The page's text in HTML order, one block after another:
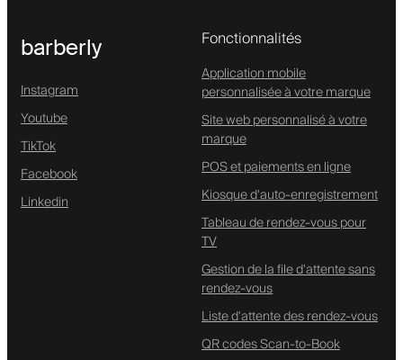
barberly
Instagram
Youtube
TikTok
Facebook
Linkedin
Fonctionnalités
Application mobile
personnalisée à votre marque
Site web personnalisé à votre
marque
POS et paiements en ligne
Kiosque d'auto-enregistrement
Tableau de rendez-vous pour
TV
Gestion de la file d'attente sans
rendez-vous
Liste d'attente des rendez-vous
QR codes Scan-to-Book